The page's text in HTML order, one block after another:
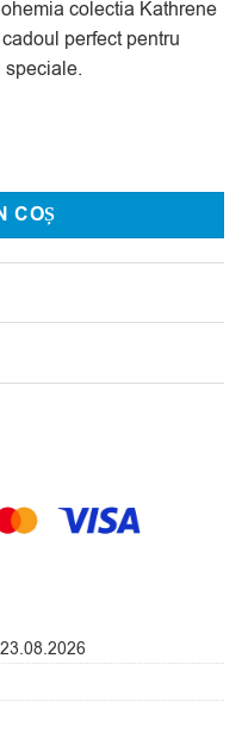
lei.
colectia Kathrene
perfect pentru
Cristal Bohemia
COȘ